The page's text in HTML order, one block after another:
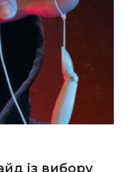
із вибору